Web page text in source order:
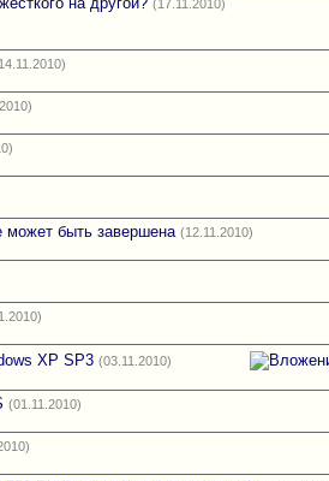
(17.11.2010)
может быть завершена (12.11.2010)
XP SP3 (03.11.2010)
(01.11.2010)